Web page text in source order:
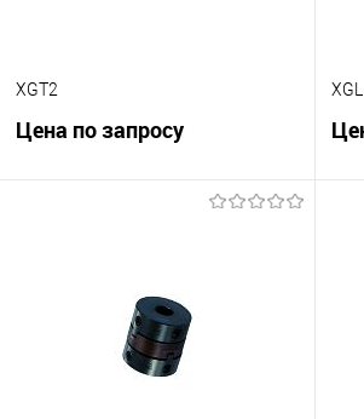
XGT2
Цена по запросу
В корзину
XGL